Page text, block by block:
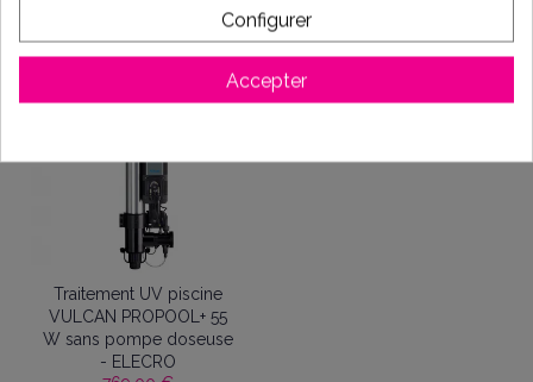
Traitement UV piscine
VULCAN PROPOOL+ 55
W sans pompe doseuse
- ELECRO
Configurer
Accepter